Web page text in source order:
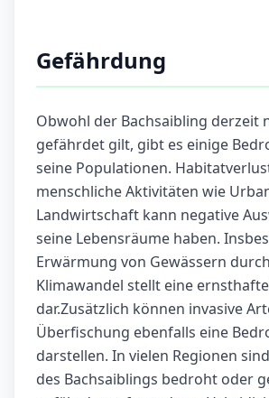
Gefährdung
Obwohl der Bachsaibling derzeit
gefährdet gilt, gibt es einige
seine Populationen.
menschliche Aktivitäten wie
Landwirtschaft kann negative
seine Lebensräume haben.
Erwärmung von Gewässern
Klimawandel stellt eine
dar.Zusätzlich können invasive
Überfischung ebenfalls eine
darstellen. In vielen Regionen
des Bachsaiblings bedroht oder